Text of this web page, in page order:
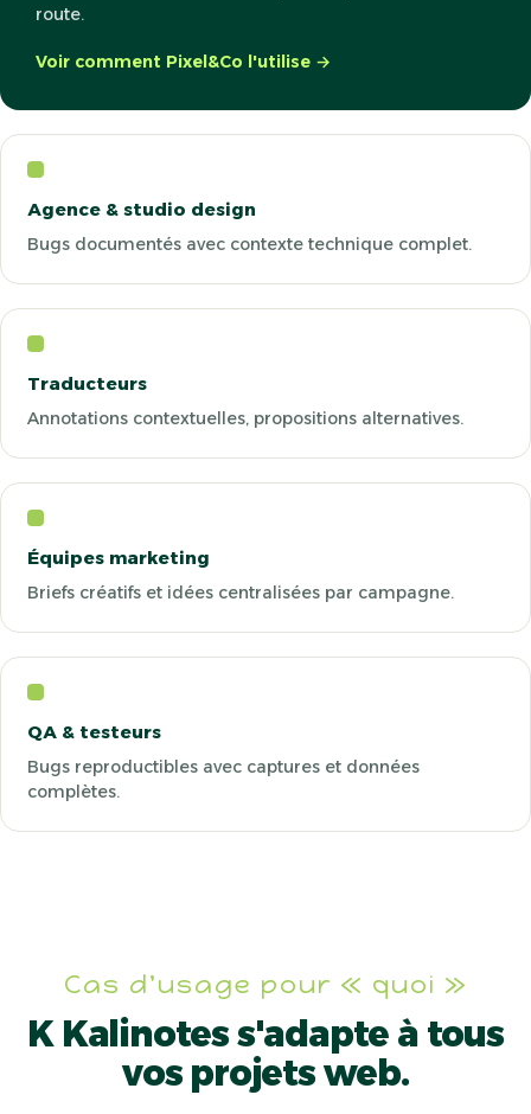
route.
Voir comment Pixel&Co l'utilise →
Agence & studio design
Bugs documentés avec contexte technique complet.
Traducteurs
Annotations contextuelles, propositions alternatives.
Équipes marketing
Briefs créatifs et idées centralisées par campagne.
QA & testeurs
Bugs reproductibles avec captures et données
complètes.
Cas d'usage pour « quoi »
K Kalinotess'adapte à tous
vos projets web.